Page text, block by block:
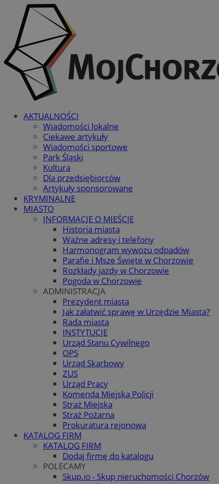
AKTUALNOŚCI
Wiadomości lokalne
Ciekawe artykuły
Wiadomości sportowe
Park Śląski
Kultura
Dla przedsiębiorców
Artykuły sponsorowane
KRYMINALNE
MIASTO
INFORMACJE O MIEŚCIE
Historia miasta
Ważne adresy i telefony
Harmonogram wywozu odpadów
Parafie i Msze Święte w Chorzowie
Rozkłady jazdy w Chorzowie
Pogoda w Chorzowie
ADMINISTRACJA
Prezydent miasta
Jak załatwić sprawę w Urzędzie Miasta?
Rada miasta
INSTYTUCJE
Urząd Stanu Cywilnego
OPS
Urząd Skarbowy
ZUS
Urząd Pracy
Komenda Miejska Policji
Straż Miejska
Straż Pożarna
Prokuratura rejonowa
KATALOG FIRM
KATALOG FIRM
Dodaj firmę do katalogu
POLECAMY
Skup.io - Skup nieruchomości Chorzów